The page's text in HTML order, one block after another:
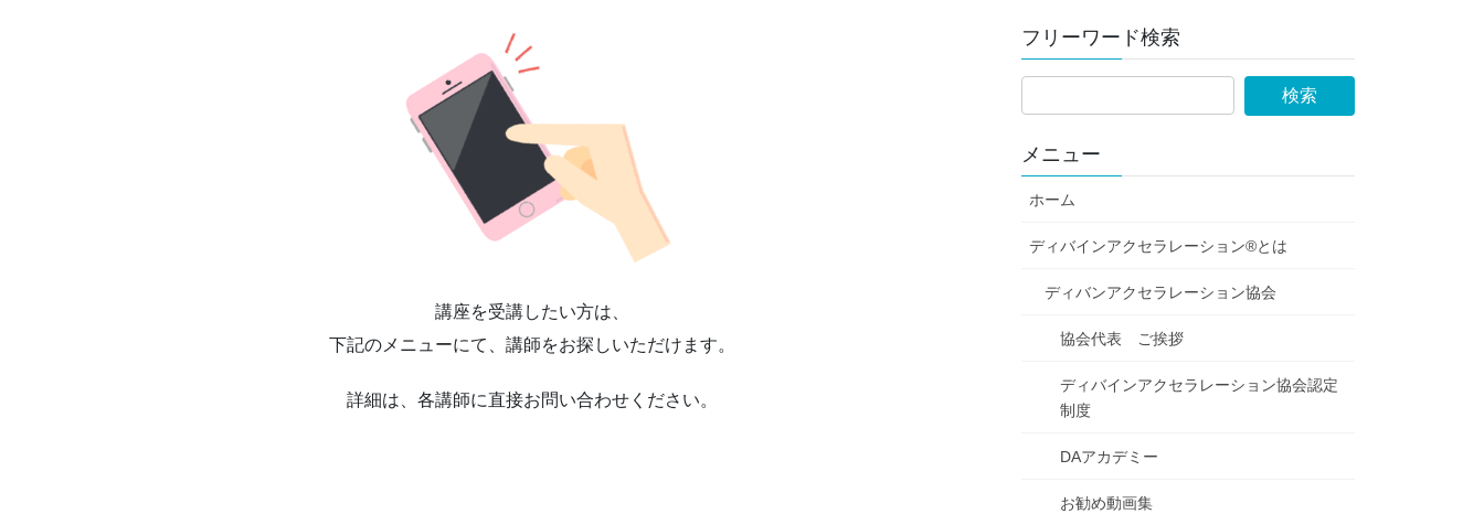
講座を受講したい方は、
下記のメニューにて、講師をお探しいただけます。
詳細は、各講師に直接お問い合わせください。
フリーワード検索
メニュー
ホーム
ディバインアクセラレーション®とは
ディバンアクセラレーション協会
協会代表 ご挨拶
ディバインアクセラレーション協会認定
制度
DAアカデミー
お勧め動画集